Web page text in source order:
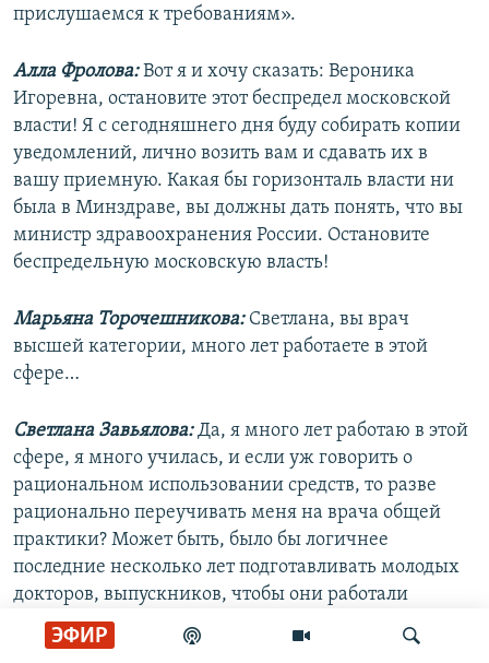
ЭФИР
прислушаемся к требованиям».
Алла Фролова:Вот я и хочу сказать: Вероника
Игоревна, остановите этот беспредел московской
власти! Я с сегодняшнего дня буду собирать копии
уведомлений, лично возить вам и сдавать их в
вашу приемную. Какая бы горизонталь власти ни
была в Минздраве, вы должны дать понять, что вы
министр здравоохранения России. Остановите
беспредельную московскую власть!
Марьяна Торочешникова:Светлана, вы врач
высшей категории, много лет работаете в этой
сфере…
Светлана Завьялова:Да, я много лет работаю в этой
сфере, я много училась, и если уж говорить о
рациональном использовании средств, то разве
рационально переучивать меня на врача общей
практики? Может быть, было бы логичнее
последние несколько лет подготавливать молодых
докторов, выпускников, чтобы они работали
врачами общей практики?